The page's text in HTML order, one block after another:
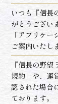
いつも『信長
がとうござい
「アプリケ
ご案内いたし
『信長の野
規約」や、運
認された場合
ております。